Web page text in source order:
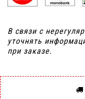
В связи с
уточнять
при заказе.